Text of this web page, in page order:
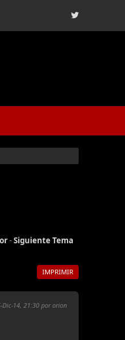
-Siguiente Tema
IMPRIMIR
Dic-14, 21:30 por orion